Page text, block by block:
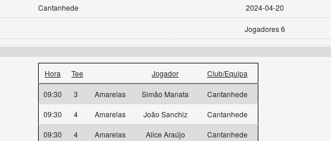
Cantanhede 2024-04-20
Jogadores 6
Hora Tee Jogador Club/Equipa
09:30 3 Amarelas Simão Manata
Cantanhede
09:30
4 Amarelas João Sanchiz
Cantanhede
09:30
4 Amarelas Alice Araújo
Cantanhede